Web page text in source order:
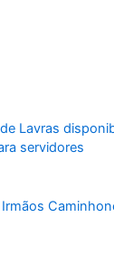
Lavras
servidores